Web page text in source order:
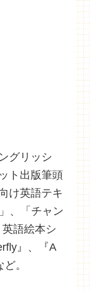
グリッシ
ト出版筆頭
け英語テキ
、「チャン
語絵本シ
』、『A
。